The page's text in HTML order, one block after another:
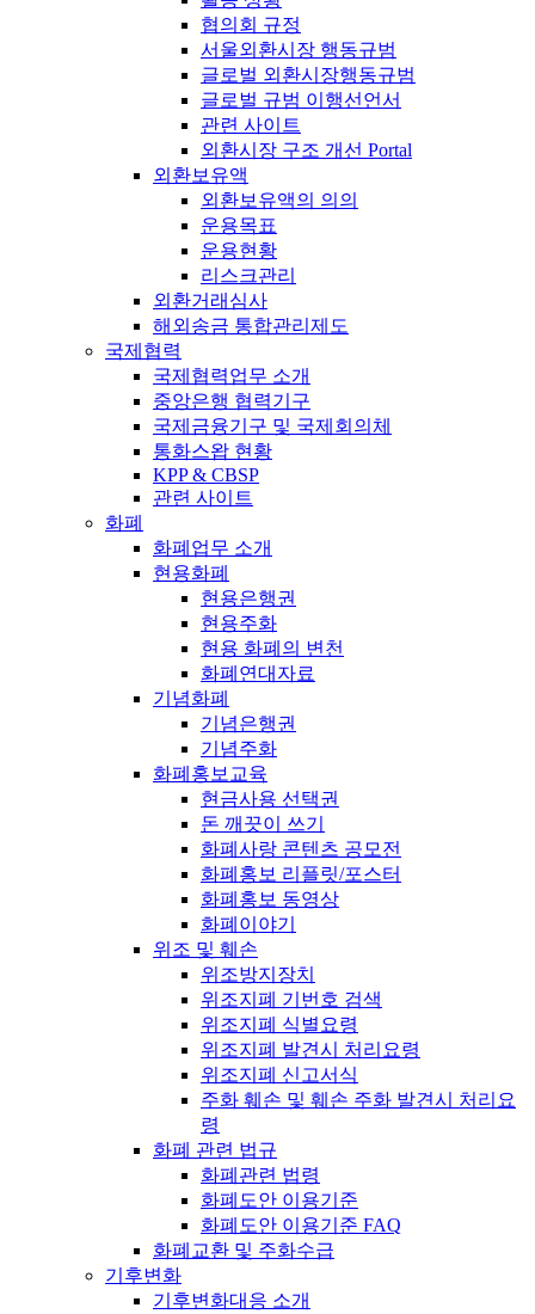
협의회 규정
서울외환시장 행동규범
글로벌 외환시장행동규범
글로벌 규범 이행선언서
관련 사이트
외환시장 구조 개선 Portal
외환보유액
외환보유액의 의의
운용목표
운용현황
리스크관리
외환거래심사
해외송금 통합관리제도
국제협력
국제협력업무 소개
중앙은행 협력기구
국제금융기구 및 국제회의체
통화스왑 현황
KPP & CBSP
관련 사이트
화폐
화폐업무 소개
현용화폐
현용은행권
현용주화
현용 화폐의 변천
화폐연대자료
기념화폐
기념은행권
기념주화
화폐홍보교육
현금사용 선택권
돈 깨끗이 쓰기
화폐사랑 콘텐츠 공모전
화폐홍보 리플릿/포스터
화폐홍보 동영상
화폐이야기
위조 및 훼손
위조방지장치
위조지폐 기번호 검색
위조지폐 식별요령
위조지폐 발견시 처리요령
위조지폐 신고서식
주화 훼손 및 훼손 주화 발견시 처리요
령
화폐 관련 법규
화폐관련 법령
화폐도안 이용기준
화폐도안 이용기준 FAQ
화폐교환 및 주화수급
기후변화
기후변화대응 소개